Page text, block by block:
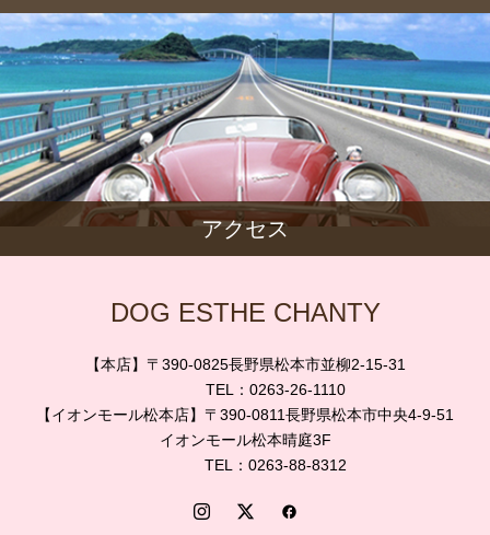
アクセス
DOG ESTHE CHANTY
【本店】〒390-0825長野県松本市並柳2-15-31
TEL：0263-26-1110
【イオンモール松本店】〒390-0811長野県松本市中央4-9-51
イオンモール松本晴庭3F
TEL：0263-88-8312